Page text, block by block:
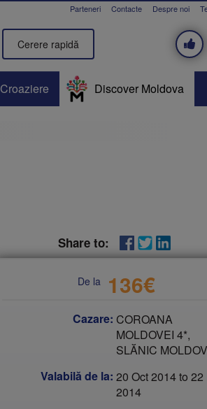
Despre noi
Contacte
Parteneri
Cerere rapidă
Croaziere Discover Moldova
Share to:
De la 136€
Cazare: COROANA
MOLDOVEI 4*,
SLĂNIC
Valabilă de la: 20 Oct 2014to 22
2014